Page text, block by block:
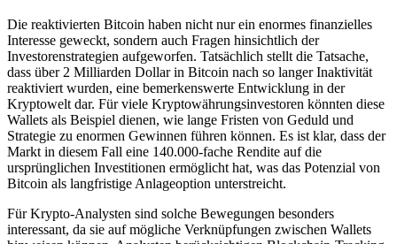
Die reaktivierten Bitcoin haben nicht nur ein enormes finanzielles
Interesse geweckt, sondern auch Fragen hinsichtlich der
Investorenstrategien aufgeworfen. Tatsächlich stellt die Tatsache,
dass über 2 Milliarden Dollar in Bitcoin nach so langer Inaktivität
reaktiviert wurden, eine bemerkenswerte Entwicklung in der
Kryptowelt dar. Für viele Kryptowährungsinvestoren könnten diese
Wallets als Beispiel dienen, wie lange Fristen von Geduld und
Strategie zu enormen Gewinnen führen können. Es ist klar, dass der
Markt in diesem Fall eine 140.000-fache Rendite auf die
ursprünglichen Investitionen ermöglicht hat, was das Potenzial von
Bitcoin als langfristige Anlageoption unterstreicht.
Für Krypto-Analysten sind solche Bewegungen besonders
interessant, da sie auf mögliche Verknüpfungen zwischen Wallets